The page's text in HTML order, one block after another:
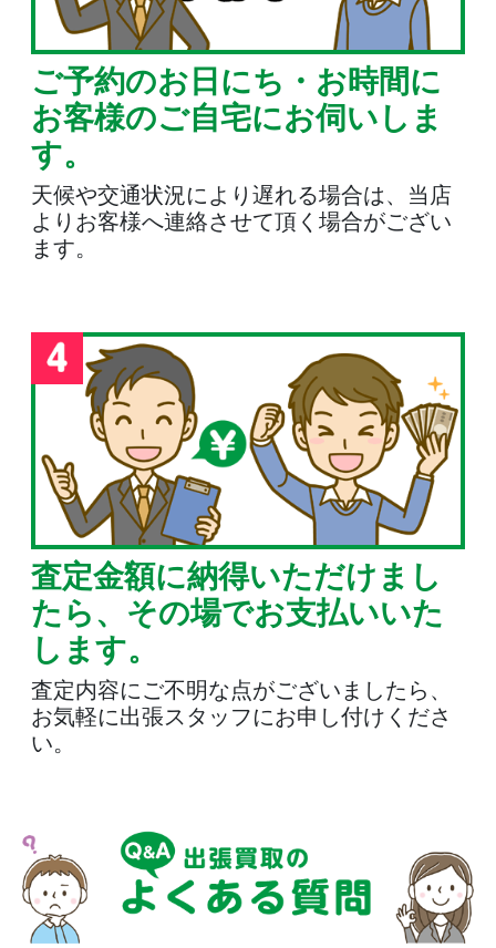
ご予約のお日にち・お時間に
お客様のご自宅にお伺いしま
す。
天候や交通状況により遅れる場合は、当店
よりお客様へ連絡させて頂く場合がござい
ます。
査定金額に納得いただけまし
たら、その場でお支払いいた
します。
査定内容にご不明な点がございましたら、
お気軽に出張スタッフにお申し付けくださ
い。